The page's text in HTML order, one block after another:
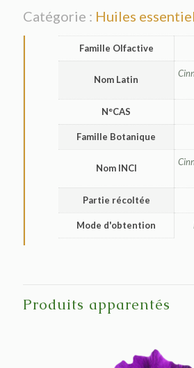
Catégorie : Huiles
Famille Olfactive
Nom Latin
N°CAS
Famille Botanique
Nom INCI
Partie récoltée
Mode d'obtention
Produits apparentés